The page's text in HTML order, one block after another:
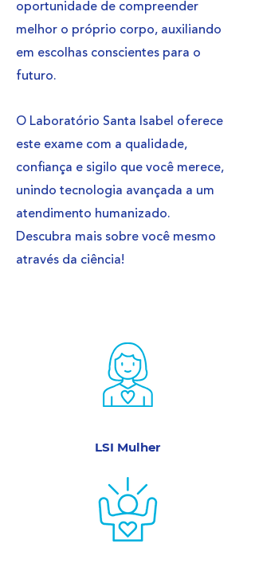
oportunidade de compreender
melhor o próprio corpo, auxiliando
em escolhas conscientes para o
futuro.
O Laboratório Santa Isabel oferece
este exame com a qualidade,
confiança e sigilo que você merece,
unindo tecnologia avançada a um
atendimento humanizado.
Descubra mais sobre você mesmo
através da ciência!
LSI Mulher